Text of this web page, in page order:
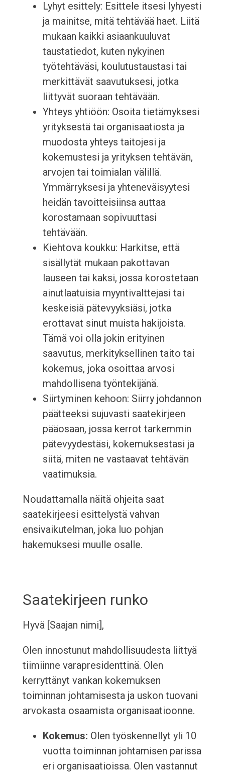
Lyhyt esittely: Esittele itsesi lyhyesti
ja mainitse, mitä tehtävää haet. Liitä
mukaan kaikki asiaankuuluvat
taustatiedot, kuten nykyinen
työtehtäväsi, koulutustaustasi tai
merkittävät saavutuksesi, jotka
liittyvät suoraan tehtävään.
Yhteys yhtiöön: Osoita tietämyksesi
yrityksestä tai organisaatiosta ja
muodosta yhteys taitojesi ja
kokemustesi ja yrityksen tehtävän,
arvojen tai toimialan välillä.
Ymmärryksesi ja yhteneväisyytesi
heidän tavoitteisiinsa auttaa
korostamaan sopivuuttasi
tehtävään.
Kiehtova koukku: Harkitse, että
sisällytät mukaan pakottavan
lauseen tai kaksi, jossa korostetaan
ainutlaatuisia myyntivalttejasi tai
keskeisiä pätevyyksiäsi, jotka
erottavat sinut muista hakijoista.
Tämä voi olla jokin erityinen
saavutus, merkityksellinen taito tai
kokemus, joka osoittaa arvosi
mahdollisena työntekijänä.
Siirtyminen kehoon: Siirry johdannon
päätteeksi sujuvasti saatekirjeen
pääosaan, jossa kerrot tarkemmin
pätevyydestäsi, kokemuksestasi ja
siitä, miten ne vastaavat tehtävän
vaatimuksia.
Noudattamalla näitä ohjeita saat
saatekirjeesi esittelystä vahvan
ensivaikutelman, joka luo pohjan
hakemuksesi muulle osalle.
Saatekirjeen runko
Hyvä [Saajan nimi],
Olen innostunut mahdollisuudesta liittyä
tiimiinne varapresidenttinä. Olen
kerryttänyt vankan kokemuksen
toiminnan johtamisesta ja uskon tuovani
arvokasta osaamista organisaatioonne.
Kokemus: Olen työskennellyt yli 10
vuotta toiminnan johtamisen parissa
eri organisaatioissa. Olen vastannut